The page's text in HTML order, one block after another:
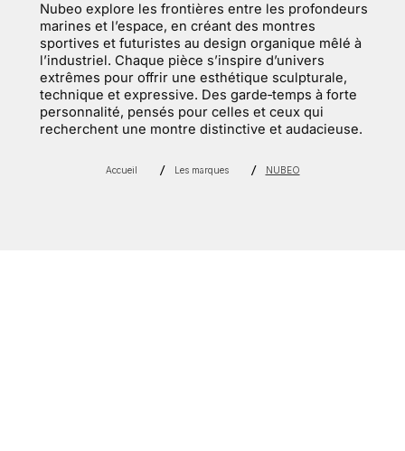
Nubeo explore les frontières entre les profondeurs
marines et l’espace, en créant des montres
sportives et futuristes au design organique mêlé à
l’industriel. Chaque pièce s’inspire d’univers
extrêmes pour offrir une esthétique sculpturale,
technique et expressive. Des garde‑temps à forte
personnalité, pensés pour celles et ceux qui
recherchent une montre distinctive et audacieuse.
Accueil / Les marques / NUBEO